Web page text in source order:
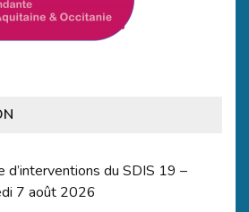
d’interventions du SDIS 19 –
7 août 2026